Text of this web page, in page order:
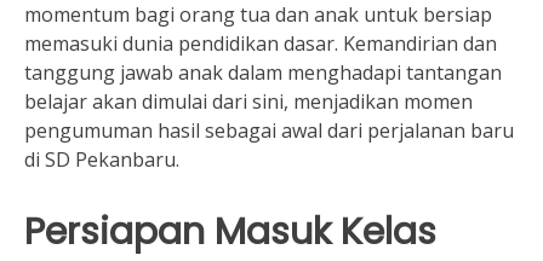
momentum bagi orang tua dan anak untuk bersiap
memasuki dunia pendidikan dasar. Kemandirian dan
tanggung jawab anak dalam menghadapi tantangan
belajar akan dimulai dari sini, menjadikan momen
pengumuman hasil sebagai awal dari perjalanan baru
di SD Pekanbaru.
Persiapan Masuk Kelas